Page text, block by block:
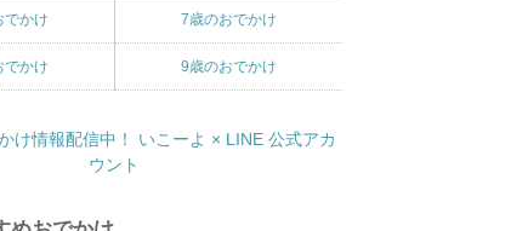
でかけ 7歳のおでかけ
でかけ 9歳のおでかけ